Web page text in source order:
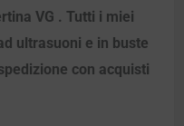
VG . Tutti i miei
ultrasuoni e in buste
con acquisti